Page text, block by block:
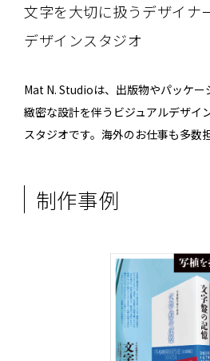
文字を大切に扱うデザイナ
デザインスタジオ
Mat N. Studioは、出版物やパッケー
緻密な設計を伴うビジュアルデザイ
スタジオです。海外のお仕事も多数
制作事例